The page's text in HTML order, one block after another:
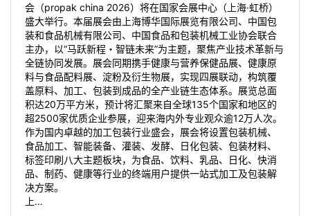
会（propak china 2026）将在国家会展中心（上海·虹桥）
盛大举行。本届展会由上海博华国际展览有限公司、中国包
装和食品机械有限公司、中国食品和包装机械工业协会联合
主办，以“马跃新程・智链未来”为主题，聚焦产业技术革新与
全链协同发展。展会同期携手健康与营养保健品展、健康原
料与食品配料展、淀粉及衍生物展，实现四展联动，构筑覆
盖原料、加工、包装到成品的全产业链生态体系。展览总面
积达20万平方米，预计将汇聚来自全球135个国家和地区的
超2500家优质企业参展，迎来海内外专业观众逾12万人次。
作为国内卓越的加工包装行业盛会，展会将设置包装机械、
食品加工、智能装备、灌装、发酵、日化包装、包装材料、
标签印刷八大主题板块，为食品、饮料、乳品、日化、快消
品、制药、健康等行业的终端用户提供一站式加工及包装解
决方案。
上…